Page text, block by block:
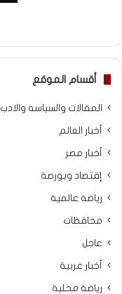
أقسام الموقع
المقالات والسياسه والادب
أخبار العالم
أخبار مصر
إقتصاد وبورصة
رياضة عالمية
محافظات
عاجل
أخبار عربية
رياضة محلية